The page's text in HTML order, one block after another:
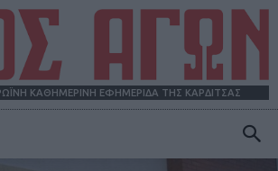
ΚΑΘΗΜΕΡΙΝΗ ΕΦΗΜΕΡΙΔΑ ΤΗΣ ΚΑΡΔΙΤΣΑΣ